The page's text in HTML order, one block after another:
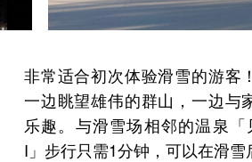
非常适合初次体验滑雪的游客
一边眺望雄伟的群山，一边与
乐趣。与滑雪场相邻的温泉「
I」步行只需1分钟，可以在滑雪